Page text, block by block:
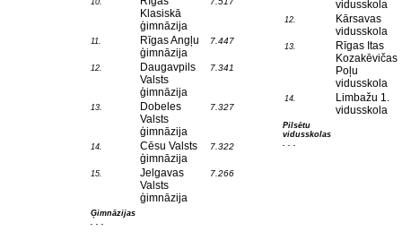
10.
Klasiskā
ģimnāzija
11.
Rīgas Angļu
ģimnāzija
7.447
12.
Daugavpils
Valsts
ģimnāzija
7.341
13.
Dobeles
Valsts
ģimnāzija
7.327
14.
Cēsu Valsts
ģimnāzija
7.322
15.
Jelgavas
Valsts
ģimnāzija
7.266
Ģimnāzijas
. . .
vidusskola
12.
Kārsavas
vidusskola
13.
Rīgas Itas
Kozakēvičas
Poļu
vidusskola
14.
Limbažu 1.
vidusskola
Pilsētu
vidusskolas
. . .